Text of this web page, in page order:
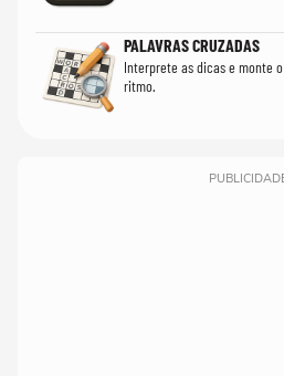
PALAVRAS CRUZADAS
Interprete as dicas e monte
ritmo.